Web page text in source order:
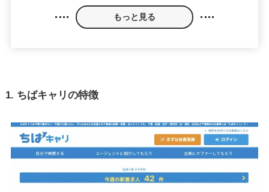
もっと見る
1. ちばキャリの特徴